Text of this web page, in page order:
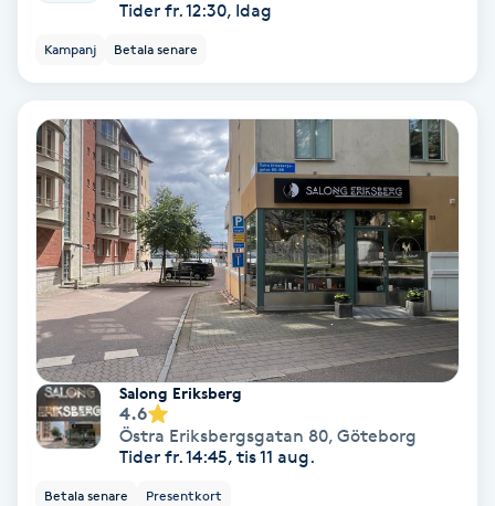
Hudföryngring
Huduppstramning
Hudvård
Hyaluronsyra
Hyperhidros
Hypnos
Hårborttagning
Hårbottenbehandling
Tider fr. 12:30, Idag
Kampanj Betala senare
Salong Eriksberg
4.6
Östra Eriksbergsgatan 80, Göteborg
Tider fr. 14:45, tis 11 aug.
Betala senare Presentkort